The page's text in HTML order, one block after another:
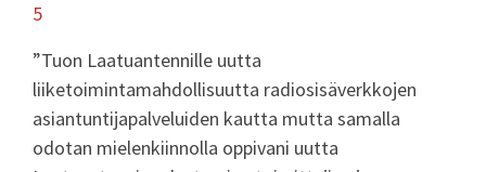
5
”Tuon Laatuantennille uutta
liiketoimintamahdollisuutta radiosisäverkkojen
asiantuntijapalveluiden kautta mutta samalla
odotan mielenkiinnolla oppivani uutta